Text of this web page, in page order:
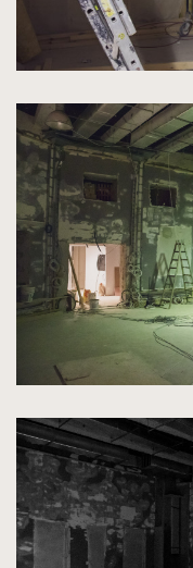
spowoduje
powiększenie
zdjęcia
do
rozmiarów
oryginalnych
spowoduje
powiększenie
zdjęcia
do
rozmiarów
oryginalnych